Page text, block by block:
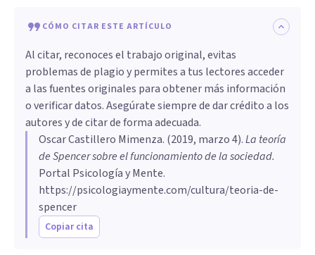
CÓMO CITAR ESTE ARTÍCULO
Al citar, reconoces el trabajo original, evitas
problemas de plagio y permites a tus lectores acceder
a las fuentes originales para obtener más información
o verificar datos. Asegúrate siempre de dar crédito a los
autores y de citar de forma adecuada.
Oscar Castillero Mimenza. (2019, marzo 4).La teoría
de Spencer sobre el funcionamiento de la sociedad.
Portal Psicología y Mente.
https://psicologiaymente.com/cultura/teoria-de-
spencer
Copiar cita